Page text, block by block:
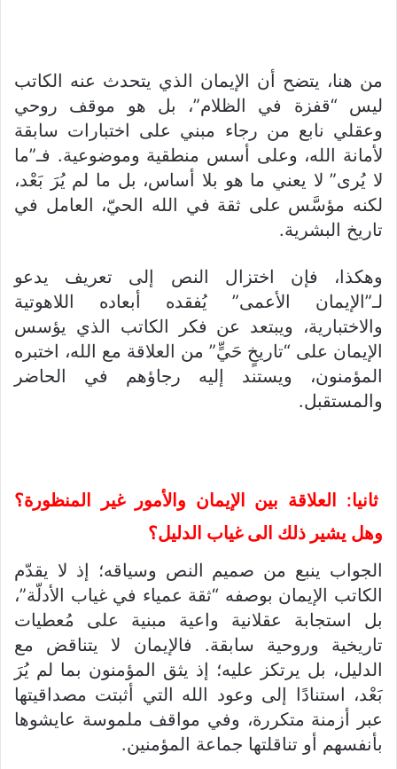
من هنا، يتضح أن الإيمان الذي يتحدث عنه الكاتب
ليس “قفزة في الظلام”، بل هو موقف روحي
وعقلي نابع من رجاء مبني على اختبارات سابقة
لأمانة الله، وعلى أسس منطقية وموضوعية. فـ”ما
لا يُرى” لا يعني ما هو بلا أساس، بل ما لم يُرَ بَعْد،
لكنه مؤسَّس على ثقة في الله الحيّ، العامل في
تاريخ البشرية.
وهكذا، فإن اختزال النص إلى تعريف يدعو
لـ”الإيمان الأعمى” يُفقده أبعاده اللاهوتية
والاختبارية، ويبتعد عن فكر الكاتب الذي يؤسس
الإيمان على “تاريخٍ حَيٍّ” من العلاقة مع الله، اختبره
المؤمنون، ويستند إليه رجاؤهم في الحاضر
والمستقبل.
ثانيا: العلاقة بين الإيمان والأمور غير المنظورة؟
وهل يشير ذلك الى غياب الدليل؟
الجواب ينبع من صميم النص وسياقه؛ إذ لا يقدّم
الكاتب الإيمان بوصفه “ثقة عمياء في غياب الأدلّة”،
بل استجابة عقلانية واعية مبنية على مُعطيات
تاريخية وروحية سابقة. فالإيمان لا يتناقض مع
الدليل، بل يرتكز عليه؛ إذ يثق المؤمنون بما لم يُرَ
بَعْد، استنادًا إلى وعود الله التي أثبتت مصداقيتها
عبر أزمنة متكررة، وفي مواقف ملموسة عايشوها
بأنفسهم أو تناقلتها جماعة المؤمنين.